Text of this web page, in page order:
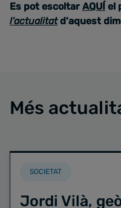
Es pot escoltar AQUÍ el
l'actualitatd'aquest
Més
SOCIETAT
Jordi Vilà,